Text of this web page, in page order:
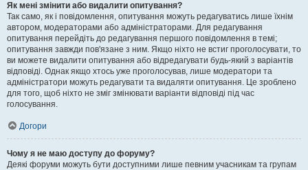
Як мені змінити або видалити опитування?
Так само, як і повідомлення, опитування можуть редагуватись лише їхнім
автором, модераторами або адміністраторами. Для редагування
опитування перейдіть до редагування першого повідомлення в темі;
опитування завжди пов'язане з ним. Якщо ніхто не встиг проголосувати, то
ви можете видалити опитування або відредагувати будь-який з варіантів
відповіді. Однак якщо хтось уже проголосував, лише модератори та
адміністратори можуть редагувати та видаляти опитування. Це зроблено
для того, щоб ніхто не зміг змінювати варіанти відповіді під час
голосування.
Догори
Чому я не маю доступу до форуму?
Деякі форуми можуть бути доступними лише певним учасникам та групам